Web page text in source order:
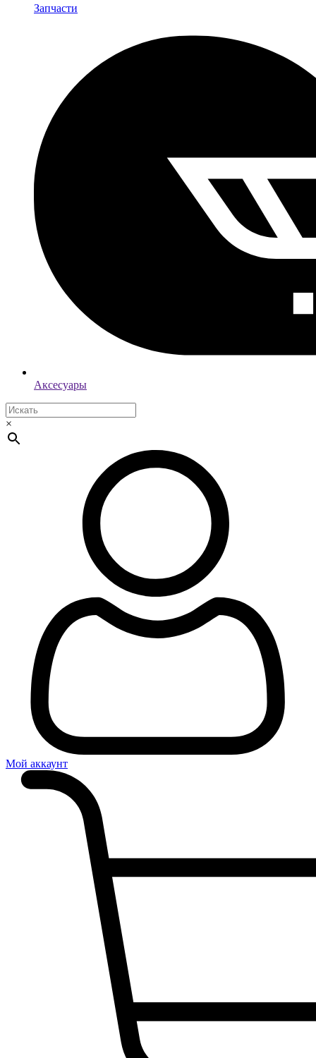
Запчасти
Аксесуары
×
Мой аккаунт